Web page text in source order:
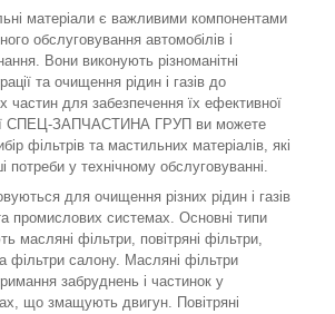
матеріали є важливими компонентами
обслуговування автомобілів і
Вони виконують різноманітні
та очищення рідин і газів до
для забезпечення їх ефективної
СПЕЦ-ЗАПЧАСТИНА ГРУП ви можете
фільтрів та мастильних матеріалів, які
потреби у технічному обслуговуванні.
для очищення різних рідин і газів
промислових системах. Основні типи
масляні фільтри, повітряні фільтри,
фільтри салону. Масляні фільтри
забруднень і частинок у
що змащують двигун. Повітряні